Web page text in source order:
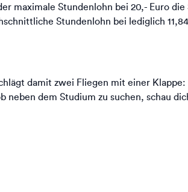
maximale Stundenlohn bei 20,- Euro
Stundenlohn bei lediglich
damit zwei Fliegen mit einer
neben dem Studium zu suchen, schau